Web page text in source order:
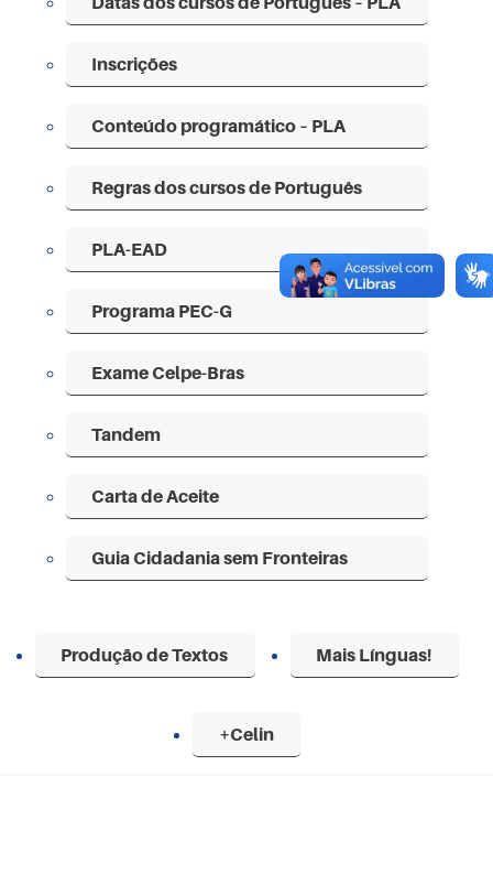
Inscrições
Conteúdo programático – PLA
Regras dos cursos de Português
PLA-EAD
Programa PEC-G
Exame Celpe-Bras
Tandem
Carta de Aceite
Guia Cidadania sem Fronteiras
Produção de Textos Mais Línguas!
+Celin